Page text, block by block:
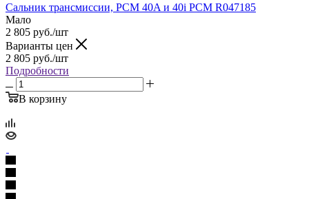
Сальник трансмиссии, PCM 40A и 40i PCM R047185
Мало
2 805 руб./шт
Варианты цен
2 805 руб./шт
Подробности
В корзину